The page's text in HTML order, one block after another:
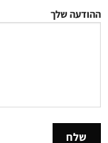
ההודעה שלך